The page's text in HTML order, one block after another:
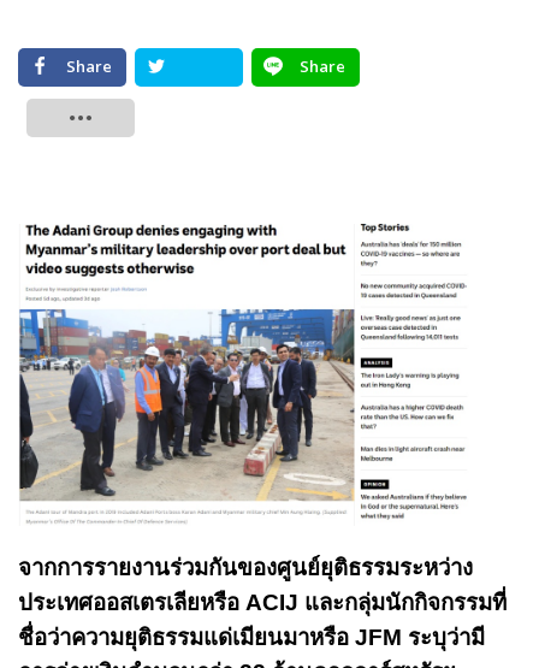
Share
Share
จากการรายงานร่วมกันของศูนย์ยุติธรรมระหว่าง
ประเทศออสเตรเลียหรือ ACIJ และกลุ่มนักกิจกรรมที่
ชื่อว่าความยุติธรรมแด่เมียนมาหรือ JFM ระบุว่ามี